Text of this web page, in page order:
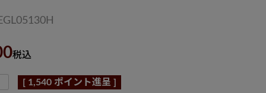
税込
[ 1,540 ポイント進呈 ]